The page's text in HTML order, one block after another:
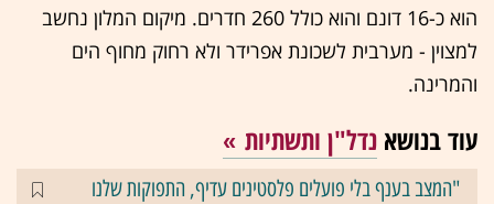
הוא כ-16 דונם והוא כולל 260 חדרים. מיקום המלון נחשב
למצוין - מערבית לשכונת אפרידר ולא רחוק מחוף הים
והמרינה.
עוד בנושא נדל"ן ותשתיות
"המצב בענף בלי פועלים פלסטינים עדיף, התפוקות שלנו